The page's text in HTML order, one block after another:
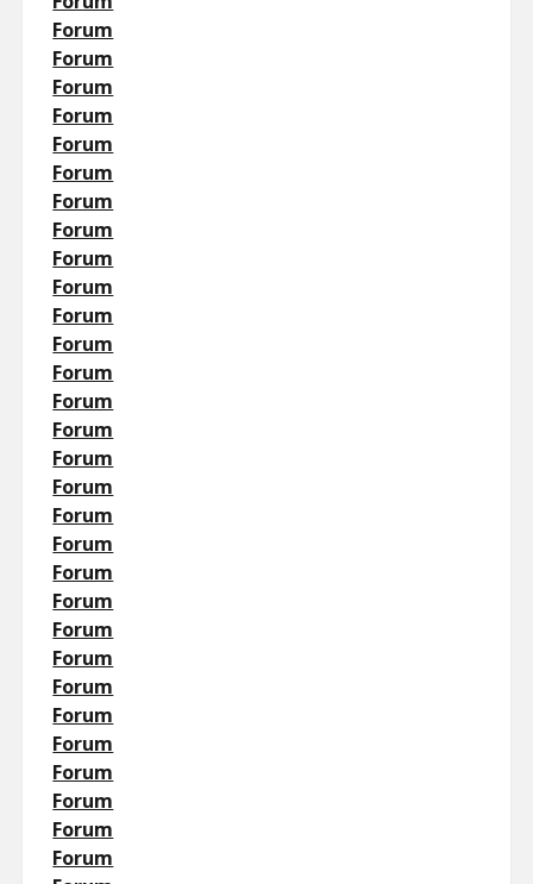
Forum
Forum
Forum
Forum
Forum
Forum
Forum
Forum
Forum
Forum
Forum
Forum
Forum
Forum
Forum
Forum
Forum
Forum
Forum
Forum
Forum
Forum
Forum
Forum
Forum
Forum
Forum
Forum
Forum
Forum